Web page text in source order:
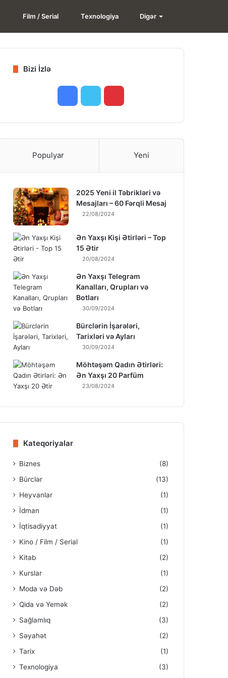
Film / Serial Texnologiya Digər
for
Bizi İzlə
Populyar Yeni
2025 Yeni il Təbrikləri və
Mesajları – 60 Fərqli Mesaj
22/08/2024
Ən Yaxşı Kişi Ətirləri – Top
15 Ətir
20/08/2024
Ən Yaxşı Telegram
Kanalları, Qrupları və
Botları
30/09/2024
Bürclərin İşarələri,
Tarixləri və Ayları
30/09/2024
Möhtəşəm Qadın Ətirləri:
Ən Yaxşı 20 Parfüm
23/08/2024
Kateqoriyalar
Biznes
(8)
Bürclər
(13)
Heyvanlar
(1)
İdman
(1)
İqtisadiyyat
(1)
Kino / Film / Serial
(1)
Kitab
(2)
Kurslar
(1)
Moda və Dəb
(2)
Qida və Yemək
(2)
Sağlamlıq
(3)
Səyahət
(2)
Tarix
(1)
Texnologiya
(3)